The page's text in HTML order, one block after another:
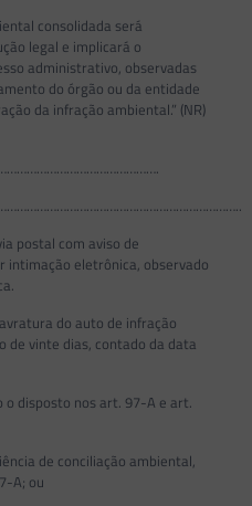
consolidada será
legal e implicará o
administrativo, observadas
do órgão ou da entidade
da infração ambiental.” (NR)
postal com aviso de
eletrônica, observado
do auto de infração
de vinte dias, contado da data
disposto nos art. 97-A e art.
de conciliação ambiental,
A; ou